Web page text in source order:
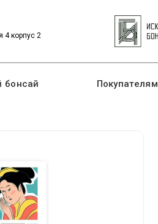
4 корпус 2
бонсай Покупателям